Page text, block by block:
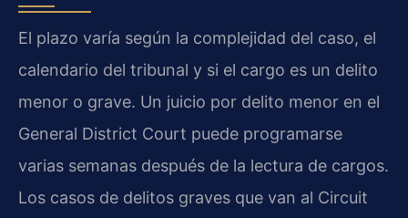
El plazo varía según la complejidad del caso, el
calendario del tribunal y si el cargo es un delito
menor o grave. Un juicio por delito menor en el
General District Court puede programarse
varias semanas después de la lectura de cargos.
Los casos de delitos graves que van al Circuit